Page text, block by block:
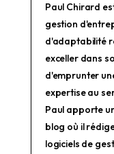
Paul Chirard
gestion
d'adaptabilité
exceller dans
d'emprunter
expertise au
Paul apporte
blog où il
logiciels de